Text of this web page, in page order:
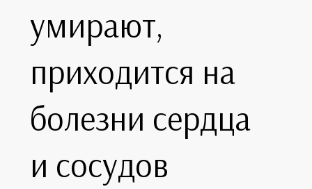
умирают,
приходится на
болезни сердца
и сосудов